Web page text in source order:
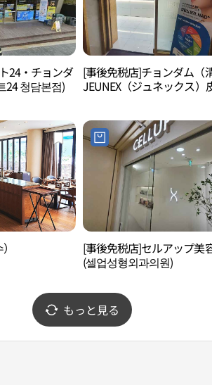
24・チョンダ
24 청담본점)
[事後免税店]チョンダム（
JEUNEX（ジュネックス）
[事後免税店]セルアップ美
(셀업성형외과의원)
もっと見る